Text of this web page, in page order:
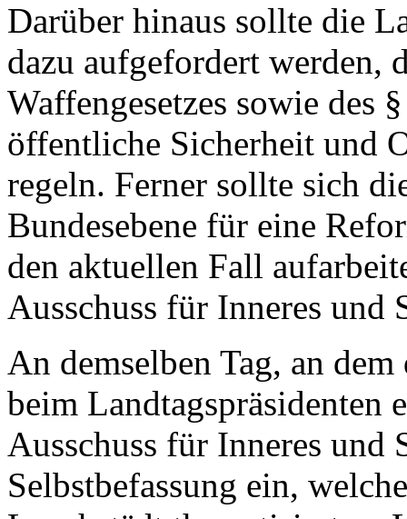
Darüber hinaus sollte die
dazu aufgefordert werden,
Waffengesetzes sowie des
öffentliche Sicherheit und
regeln. Ferner sollte sich
Bundesebene für eine
den aktuellen Fall
Ausschuss für Inneres
An demselben Tag, an
beim Landtagspräsidenten
Ausschuss für Inneres und
Selbstbefassung ein,